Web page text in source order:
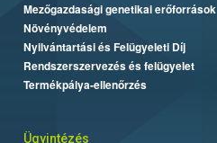
Mezőgazdasági genetikai erőforrások
Növényvédelem
Nyilvántartási és Felügyeleti Díj
Rendszerszervezés és felügyelet
Termékpálya-ellenőrzés
Ügyintézés